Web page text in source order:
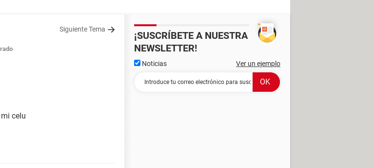
Siguiente Tema
celu
¡SUSCRÍBETE A NUESTRA
NEWSLETTER!
Noticias Ver un ejemplo